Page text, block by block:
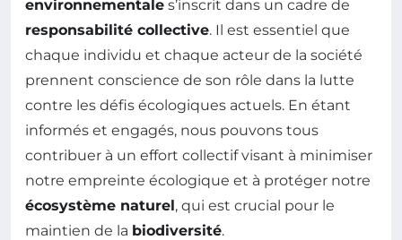
environnementale s’inscrit dans un cadre de
responsabilité collective. Il est essentiel que
chaque individu et chaque acteur de la société
prennent conscience de son rôle dans la lutte
contre les défis écologiques actuels. En étant
informés et engagés, nous pouvons tous
contribuer à un effort collectif visant à minimiser
notre empreinte écologique et à protéger notre
écosystème naturel, qui est crucial pour le
maintien de la biodiversité.